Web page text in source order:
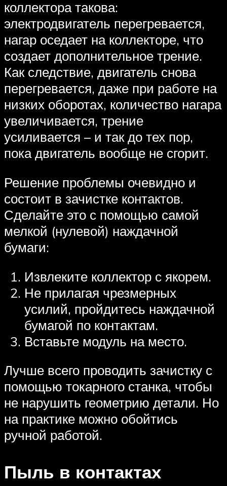
коллектора такова:
электродвигатель перегревается,
нагар оседает на коллекторе, что
создает дополнительное трение.
Как следствие, двигатель снова
перегревается, даже при работе на
низких оборотах, количество нагара
увеличивается, трение
усиливается – и так до тех пор,
пока двигатель вообще не сгорит.
Решение проблемы очевидно и
состоит в зачистке контактов.
Сделайте это с помощью самой
мелкой (нулевой) наждачной
бумаги:
Извлеките коллектор с якорем.
Не прилагая чрезмерных
усилий, пройдитесь наждачной
бумагой по контактам.
Вставьте модуль на место.
Лучше всего проводить зачистку с
помощью токарного станка, чтобы
не нарушить геометрию детали. Но
на практике можно обойтись
ручной работой.
Пыль в контактах